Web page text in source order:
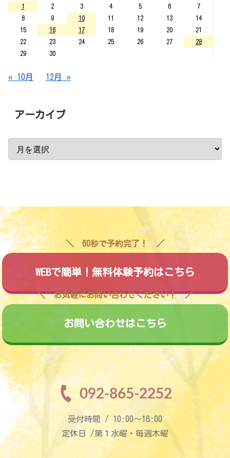
1
2 3 4 5 6
7
8
9 10 11 12 13
14
15
16 17 18 19 20
21
22
23 24 25 26 27
28
29
30
« 10月 12月 »
アーカイブ
60秒で予約完了！
WEBで簡単！無料体験予約はこちら
お気軽にお問い合わせください！
お問い合わせはこちら
092-865-2252
受付時間 / 10:00〜18:00
定休日 /第１水曜・毎週木曜